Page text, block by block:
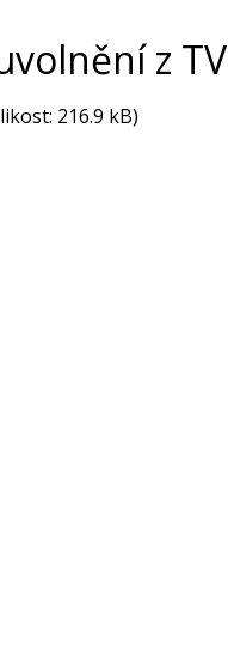
z TV
216.9 kB)